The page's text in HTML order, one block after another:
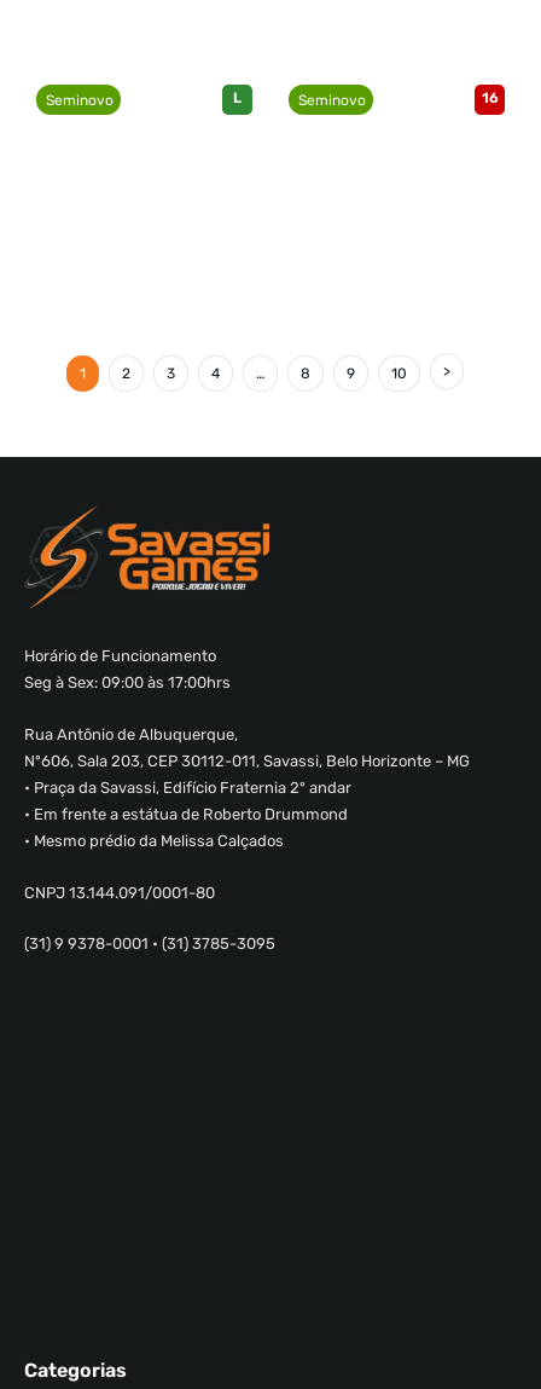
Seminovo L Seminovo 16
1 2 3 4 … 8 9 10
Horário de Funcionamento
Seg à Sex: 09:00 às 17:00hrs
Rua Antônio de Albuquerque,
Nº606, Sala 203, CEP 30112-011, Savassi, Belo Horizonte – MG
• Praça da Savassi, Edifício Fraternia 2º andar
• Em frente a estátua de Roberto Drummond
• Mesmo prédio da Melissa Calçados
CNPJ 13.144.091/0001-80
(31) 9 9378-0001 • (31) 3785-3095
Categorias